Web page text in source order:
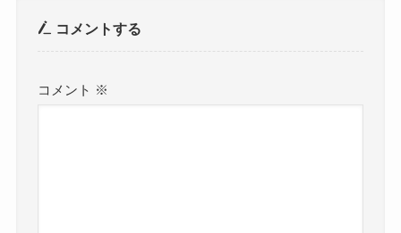
コメントする
コメント ※